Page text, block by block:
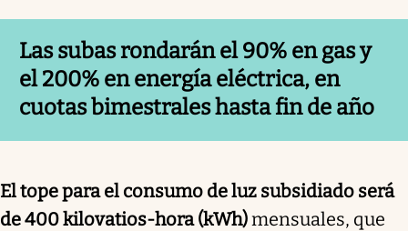
Las subas rondarán el 90% en gas y
el 200% en energía eléctrica, en
cuotas bimestrales hasta fin de año
El tope para el consumo de luz subsidiado será
de 400 kilovatios-hora (kWh)mensuales, que